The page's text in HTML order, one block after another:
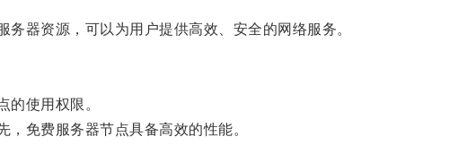
器资源，可以为用户提供高效、安全的网络服务。
使用权限。
免费服务器节点具备高效的性能。